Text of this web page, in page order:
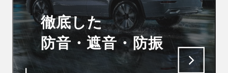
徹底した
防音・遮音・防振